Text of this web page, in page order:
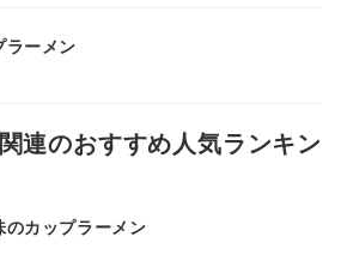
ラーメン
連のおすすめ人気ランキン
のカップラーメン